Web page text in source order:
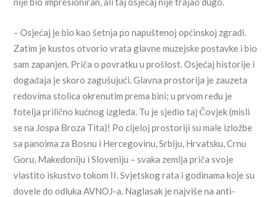
– Osjećaj je bio kao šetnja po napuštenoj općinskoj zgradi.
Zatim je kustos otvorio vrata glavne muzejske postavke i bio
sam zapanjen. Priča o povratku u prošlost. Osjećaj historije i
događaja je skoro zagušujući. Glavna prostorija je zauzeta
redovima stolica okrenutim prema bini; u prvom redu je
fotelja prilično kućnog izgleda. Tu je sjedio taj Čovjek (misli
se na Jospa Broza Tita)! Po cijeloj prostoriji su male izložbe
sa panoima za Bosnu i Hercegovinu, Srbiju, Hrvatsku, Crnu
Goru, Makedoniju i Sloveniju – svaka zemlja priča svoje
vlastito iskustvo tokom II. Svjetskog rata i godinama koje su
dovele do odluka AVNOJ-a. Naglasak je najviše na anti-